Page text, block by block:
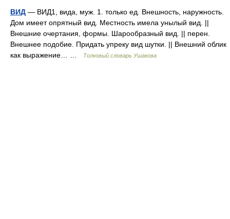
ВИД — ВИД1, вида, муж. 1. только ед. Внешность, наружность.
Дом имеет опрятный вид. Местность имела унылый вид. ||
Внешние очертания, формы. Шарообразный вид. || перен.
Внешнее подобие. Придать упреку вид шутки. || Внешний облик
как выражение… …
Толковый словарь Ушакова